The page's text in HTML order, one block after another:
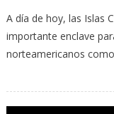
A día de hoy, las Islas
importante enclave
norteamericanos